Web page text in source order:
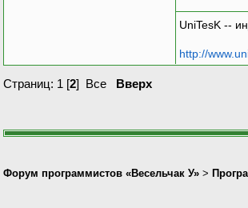
UniTesK --
http://
Страниц: 1 [2] Все Вверх
Форум программистов «Весельчак У» >